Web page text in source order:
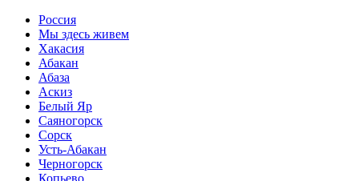
Перейти
содержимому
Россия
Мы здесь живем
Хакасия
Абакан
Абаза
Аскиз
Белый Яр
Саяногорск
Сорск
Усть-Абакан
Черногорск
Копьево